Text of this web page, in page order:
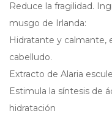
Reduce la fragilidad.
musgo de Irlanda:
Hidratante y calmante,
cabelludo.
Extracto de Alaria
Estimula la síntesis de
hidratación